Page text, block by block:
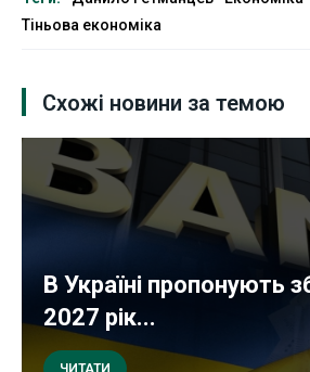
Тіньова економіка
Схожі новини за темою
В Україні пропонують
2027 рік...